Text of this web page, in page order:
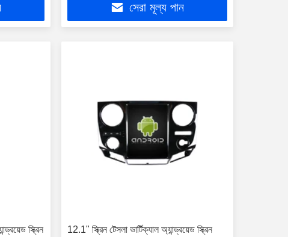
সেরা মূল্য পান
স্ক্রিন
12.1" স্ক্রিন টেসলা ভার্টিক্যাল অ্যান্ড্রয়েড স্ক্রিন